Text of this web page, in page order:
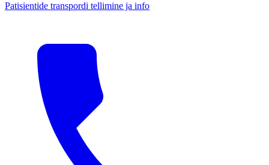
Patisientide transpordi tellimine ja info